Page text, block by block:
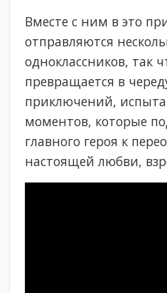
Вместе с ним в это
отправляются
одноклассников, так
превращается в
приключений,
моментов, которые
главного героя к
настоящей любви,